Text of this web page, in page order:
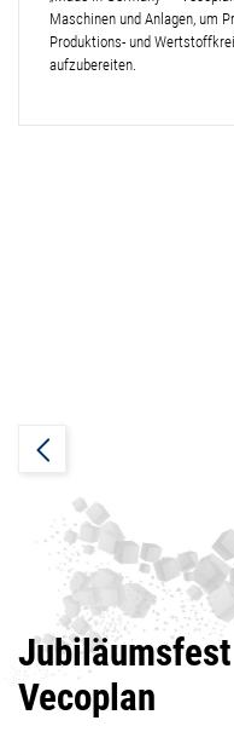
Maschinen und Anlagen, um
Produktions- und
aufzubereiten.
Vecoplan